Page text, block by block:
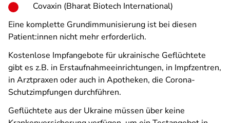
Covaxin (Bharat Biotech International)
Eine komplette Grundimmunisierung ist bei diesen
Patient:innen nicht mehr erforderlich.
Kostenlose Impfangebote für ukrainische Geflüchtete
gibt es z.B. in Erstaufnahmeeinrichtungen, in Impfzentren,
in Arztpraxen oder auch in Apotheken, die Corona-
Schutzimpfungen durchführen.
Geflüchtete aus der Ukraine müssen über keine